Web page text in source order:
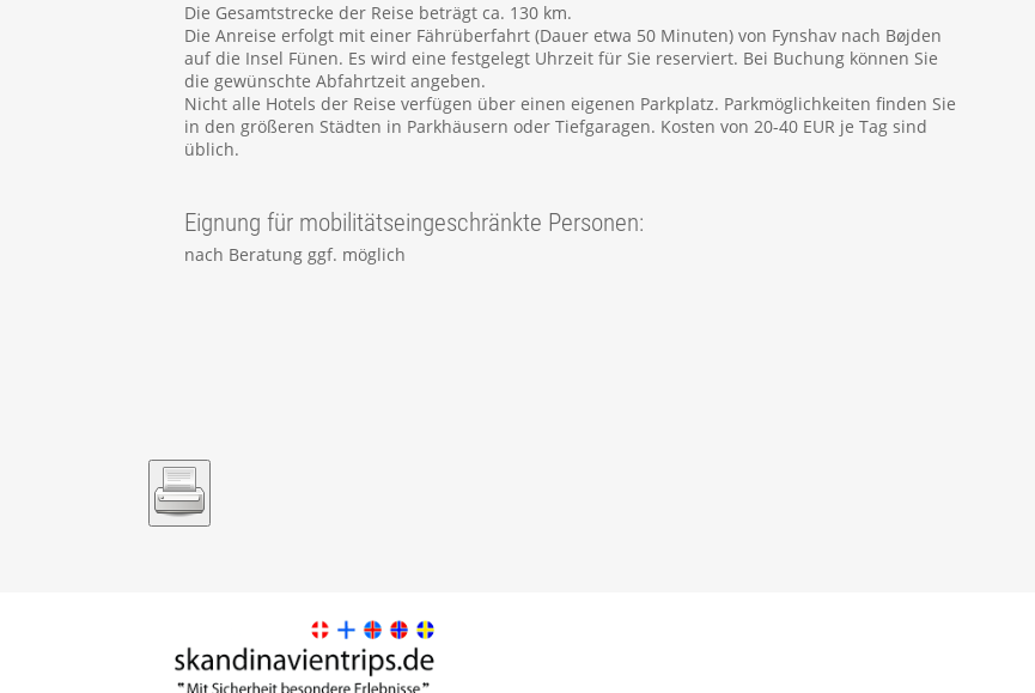
Die Gesamtstrecke der Reise beträgt ca. 130 km.
Die Anreise erfolgt mit einer Fährüberfahrt (Dauer etwa 50 Minuten) von Fynshav nach Bøjden
auf die Insel Fünen. Es wird eine festgelegt Uhrzeit für Sie reserviert. Bei Buchung können Sie
die gewünschte Abfahrtzeit angeben.
Nicht alle Hotels der Reise verfügen über einen eigenen Parkplatz. Parkmöglichkeiten finden Sie
in den größeren Städten in Parkhäusern oder Tiefgaragen. Kosten von 20-40 EUR je Tag sind
üblich.
Eignung für mobilitätseingeschränkte Personen:
nach Beratung ggf. möglich